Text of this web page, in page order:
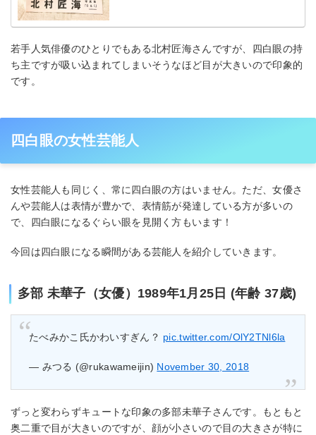
若手人気俳優のひとりでもある北村匠海さんですが、四白眼の持
ち主ですが吸い込まれてしまいそうなほど目が大きいので印象的
です。
四白眼の女性芸能人
女性芸能人も同じく、常に四白眼の方はいません。ただ、女優さ
んや芸能人は表情が豊かで、表情筋が発達している方が多いの
で、四白眼になるぐらい眼を見開く方もいます！
今回は四白眼になる瞬間がある芸能人を紹介していきます。
多部 未華子（女優）1989年1月25日 (年齢 37歳)
たべみかこ氏かわいすぎん？ pic.twitter.com/OlY2TNl6la
— みつる (@rukawameijin) November 30, 2018
ずっと変わらずキュートな印象の多部未華子さんです。もともと
奥二重で目が大きいのですが、顔が小さいので目の大きさが特に